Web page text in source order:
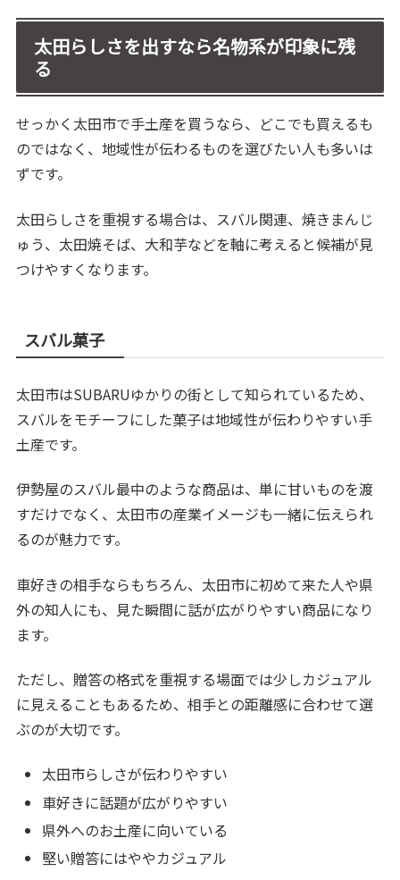
太田らしさを出すなら名物系が印象に残
る
せっかく太田市で手土産を買うなら、どこでも買えるも
のではなく、地域性が伝わるものを選びたい人も多いは
ずです。
太田らしさを重視する場合は、スバル関連、焼きまんじ
ゅう、太田焼そば、大和芋などを軸に考えると候補が見
つけやすくなります。
スバル菓子
太田市はSUBARUゆかりの街として知られているため、
スバルをモチーフにした菓子は地域性が伝わりやすい手
土産です。
伊勢屋のスバル最中のような商品は、単に甘いものを渡
すだけでなく、太田市の産業イメージも一緒に伝えられ
るのが魅力です。
車好きの相手ならもちろん、太田市に初めて来た人や県
外の知人にも、見た瞬間に話が広がりやすい商品になり
ます。
ただし、贈答の格式を重視する場面では少しカジュアル
に見えることもあるため、相手との距離感に合わせて選
ぶのが大切です。
太田市らしさが伝わりやすい
車好きに話題が広がりやすい
県外へのお土産に向いている
堅い贈答にはややカジュアル